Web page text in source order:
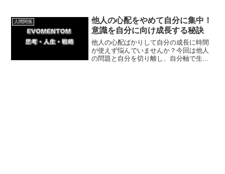
験を交えて解説。今日から信頼される自
分に生まれ変われます。
人間関係
他人の心配をやめて自分に集中！
意識を自分に向け成長する秘訣
他人の心配ばかりして自分の成長に時間
が使えず悩んでいませんか？今回は他人
の問題と自分を切り離し、自分軸で生き